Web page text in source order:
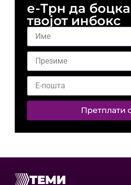
е-Трн да
твојот инбокс
Претплати
ТЕМИ